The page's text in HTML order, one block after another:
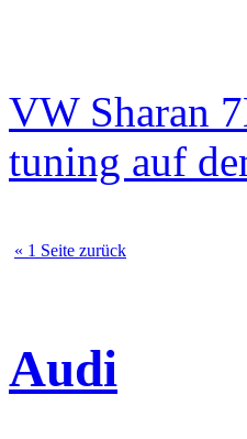
VW Sharan
tuning auf
« 1 Seite zurück
Audi